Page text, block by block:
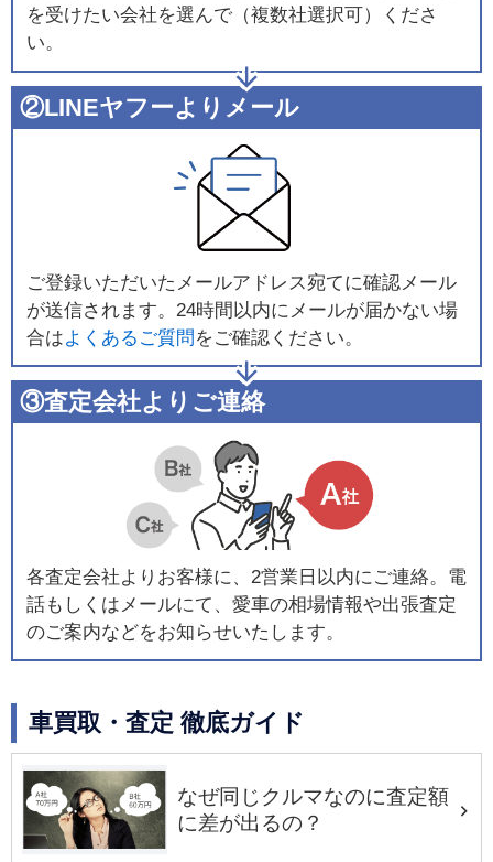
を受けたい会社を選んで（複数社選択可）くださ
い。
②LINEヤフーよりメール
ご登録いただいたメールアドレス宛てに確認メール
が送信されます。24時間以内にメールが届かない場
合はよくあるご質問 をご確認ください。
③査定会社よりご連絡
各査定会社よりお客様に、2営業日以内にご連絡。電
話もしくはメールにて、愛車の相場情報や出張査定
のご案内などをお知らせいたします。
車買取・査定 徹底ガイド
なぜ同じクルマなのに査定額
に差が出るの？